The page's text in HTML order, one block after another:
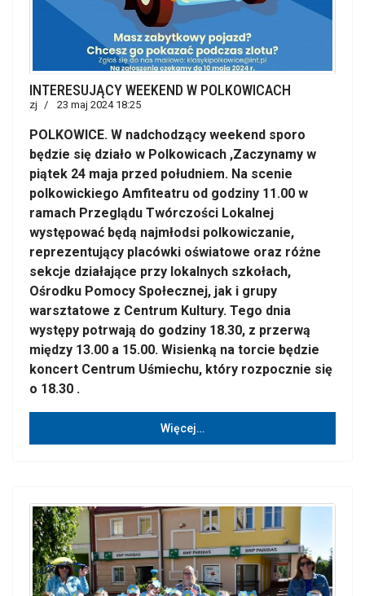
INTERESUJĄCY WEEKEND W POLKOWICACH
zj 23 maj 2024 18:25
POLKOWICE. W nadchodzący weekend sporo
będzie się działo w Polkowicach ,Zaczynamy w
piątek 24 maja przed południem. Na scenie
polkowickiego Amfiteatru od godziny 11.00 w
ramach Przeglądu Twórczości Lokalnej
występować będą najmłodsi polkowiczanie,
reprezentujący placówki oświatowe oraz różne
sekcje działające przy lokalnych szkołach,
Ośrodku Pomocy Społecznej, jak i grupy
warsztatowe z Centrum Kultury. Tego dnia
występy potrwają do godziny 18.30, z przerwą
między 13.00 a 15.00. Wisienką na torcie będzie
koncert Centrum Uśmiechu, który rozpocznie się
o 18.30 .
Więcej…